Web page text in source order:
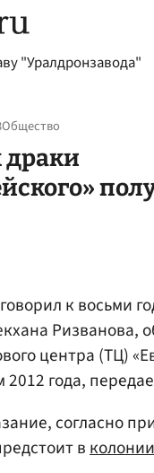
"Уралдронзавода"
Общество
драки
к восьми
Ризванова,
центра (ТЦ)
2012 года,
согласно
в